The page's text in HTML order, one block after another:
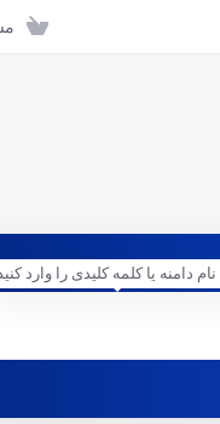
دامنه یا کلمه کلیدی را وارد